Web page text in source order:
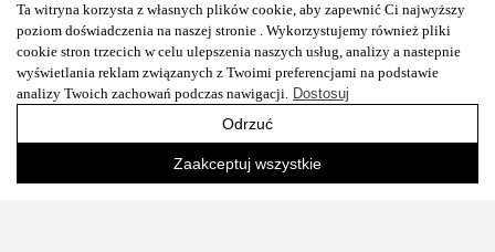
Ta witryna korzysta z własnych plików cookie, aby zapewnić Ci najwyższy
poziom doświadczenia na naszej stronie . Wykorzystujemy również pliki
cookie stron trzecich w celu ulepszenia naszych usług, analizy a nastepnie
wyświetlania reklam związanych z Twoimi preferencjami na podstawie
analizy Twoich zachowań podczas nawigacji. Dostosuj
Odrzuć
Zaakceptuj wszystkie